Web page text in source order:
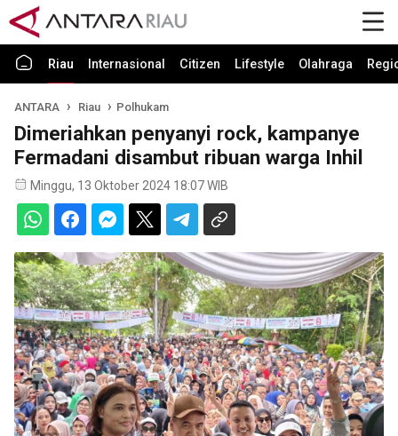
Riau Internasional Citizen Lifestyle Olahraga
ANTARA Riau Polhukam
Dimeriahkan penyanyi rock, kampanye
Fermadani disambut ribuan warga Inhil
Minggu, 13 Oktober 2024 18:07 WIB